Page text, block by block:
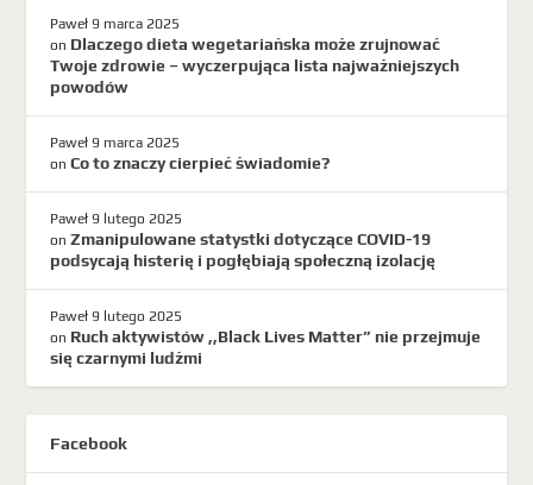
Paweł 9 marca 2025
on Dlaczego dieta wegetariańska może zrujnować
Twoje zdrowie – wyczerpująca lista najważniejszych
powodów
Paweł 9 marca 2025
onCo to znaczy cierpieć świadomie?
Paweł 9 lutego 2025
onZmanipulowane statystki dotyczące COVID-19
podsycają histerię i pogłębiają społeczną izolację
Paweł 9 lutego 2025
on Ruch aktywistów ,,Black Lives Matter” nie przejmuje
się czarnymi ludźmi
Facebook